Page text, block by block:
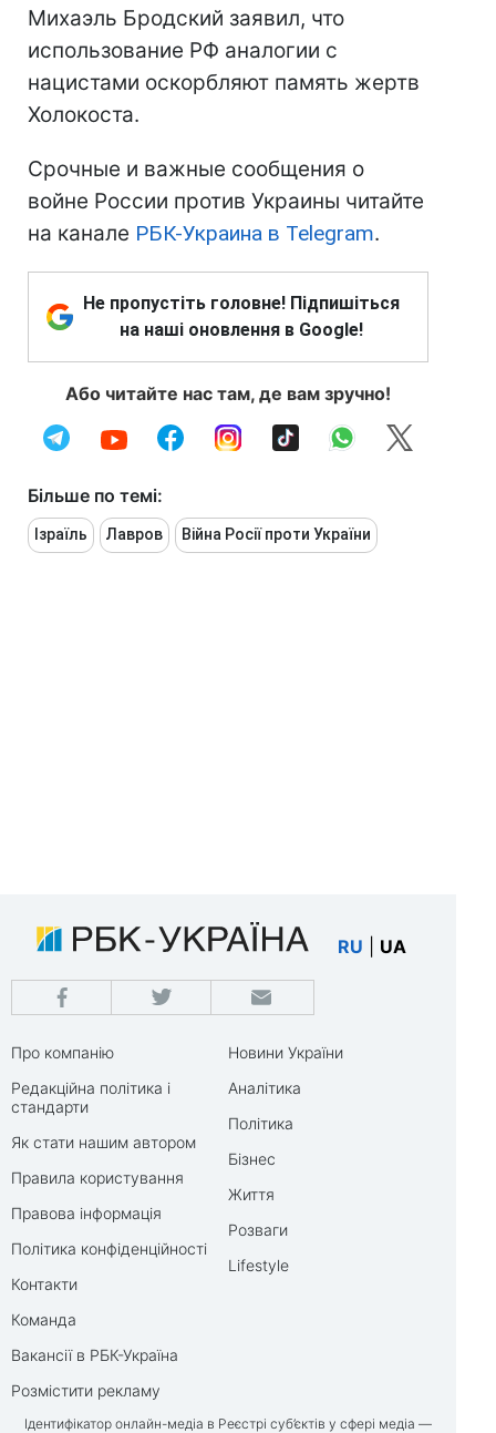
Михаэль Бродский заявил, что
использование РФ аналогии с
нацистами оскорбляют память жертв
Холокоста.
Срочные и важные сообщения о
войне России против Украины читайте
на канале РБК-Украина в Telegram.
Не пропустіть головне! Підпишіться
на наші оновлення в Google!
Або читайте нас там, де вам зручно!
Більше по темі:
Ізраїль Лавров Війна Росії проти України
RU UA
Про компанію
Редакційна політика і
стандарти
Як стати нашим автором
Правила користування
Правова інформація
Політика конфіденційності
Контакти
Команда
Вакансії в РБК-Україна
Розмістити рекламу
Новини України
Аналітика
Політика
Бізнес
Життя
Розваги
Lifestyle
Ідентифікатор онлайн-медіа в Реєстрі суб’єктів у сфері медіа —